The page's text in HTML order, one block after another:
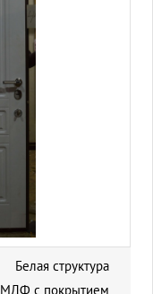
Белая структура
МДФ с покрытием